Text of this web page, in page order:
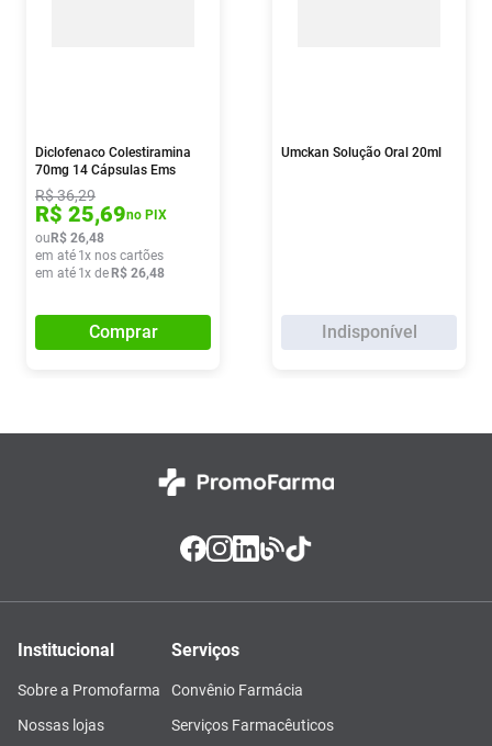
Diclofenaco Colestiramina
70mg 14 Cápsulas Ems
R$36,29
R$ 25,69no PIX
ou R$ 26,48
em até 1x nos cartões
em até 1x de R$ 26,48
Comprar
Umckan Solução Oral 20ml
Indisponível
Institucional
Sobre a Promofarma
Nossas lojas
Serviços
Convênio Farmácia
Serviços Farmacêuticos